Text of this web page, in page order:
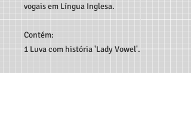
vogais em Língua Inglesa.
Contém:
1 Luva com história 'Lady Vowel'.